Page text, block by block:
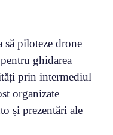
piloteze drone
ghidarea
prin intermediul
organizate
și prezentări ale